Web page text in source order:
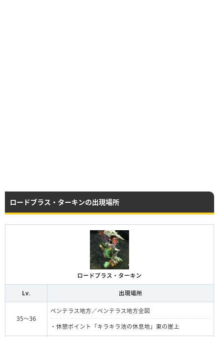
ロードブラス・ターキンの出現場所
ロードブラス・ターキン
Lv. 出現場所
35〜36
ペンテラス地方／ペンテラス地方全図
・休憩ポイント「キラキラ池の休息地」東の崖上